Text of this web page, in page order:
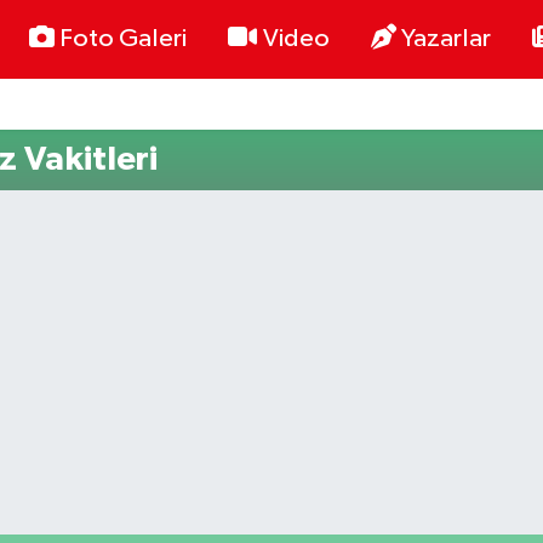
Foto Galeri Video Yazarlar
Vakitleri